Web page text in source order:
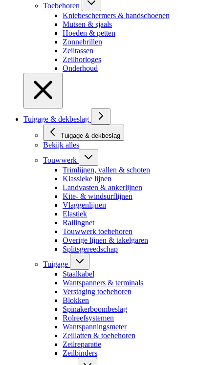
Toebehoren
Kniebeschermers & handschoenen
Mutsen & sjaals
Hoeden & petten
Zonnebrillen
Zeiltassen
Zeilhorloges
Onderhoud
Tuigage & dekbeslag
Tuigage & dekbeslag
Bekijk alles
Touwwerk
Trimlijnen, vallen & schoten
Klassieke lijnen
Landvasten & ankerlijnen
Kite- & windsurflijnen
Vlaggenlijnen
Elastiek
Railingnet
Touwwerk toebehoren
Overige lijnen & takelgaren
Splitsgereedschap
Tuigage
Staalkabel
Wantspanners & terminals
Verstaging toebehoren
Blokken
Spinakerboombeslag
Rolreefsystemen
Wantspanningsmeter
Zeillatten & toebehoren
Zeilreparatie
Zeilbinders